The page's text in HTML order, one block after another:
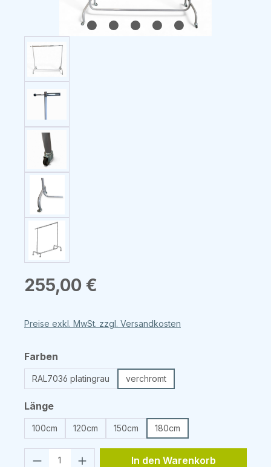
Regulärer Preis:
255,00 €
Preise exkl. MwSt. zzgl. Versandkosten
Farben
RAL7036 platingrau verchromt
Längeauswählen
100cm 120cm 150cm 180cm
Produkt Anzahl: Gib den
In den Warenkorb